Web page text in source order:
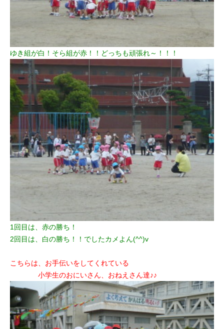
ゆき組が白！そら組が赤！！どっちも頑張れ～！！！
1回目は、赤の勝ち！
2回目は、白の勝ち！！でしたカメよん(^^)v
こちらは、お手伝いをしてくれている
小学生のおにいさん、おねえさん達♪♪